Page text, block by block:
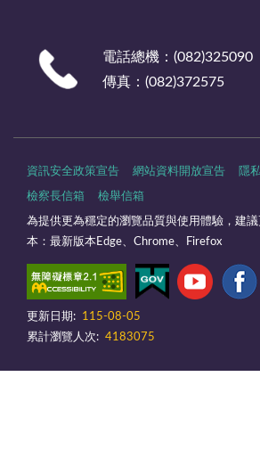
電話總機：(082)325090
傳真：(082)372575
資訊安全政策宣告 網站資料開放宣告 隱
檢察長信箱 檢舉信箱
為提供更為穩定的瀏覽品質與使用體驗，建
本：最新版本Edge、Chrome、Firefox
更新日期:
115-08-05
累計瀏覽人次: 4183075